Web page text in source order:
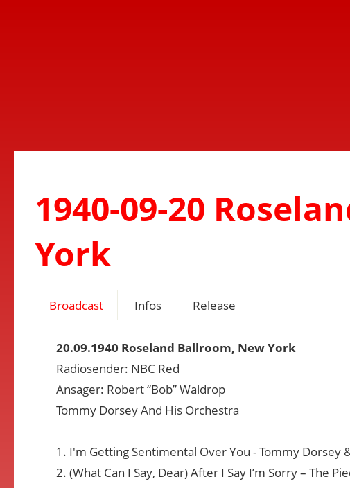
1940-09-20
York
Broadcast Infos Release
20.09.1940 Roseland Ballroom, New York
Radiosender: NBC Red
Ansager: Robert “Bob” Waldrop
Tommy Dorsey And His Orchestra
1. I'm Getting Sentimental Over You - Tommy Dorsey
2. (What Can I Say, Dear) After I Say I’m Sorry – The